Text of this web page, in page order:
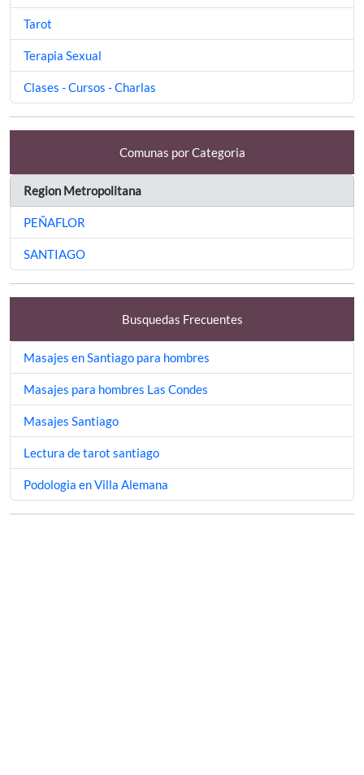
Tarot
Terapia Sexual
Clases - Cursos - Charlas
Comunas por Categoria
Region Metropolitana
PEÑAFLOR
SANTIAGO
Busquedas Frecuentes
Masajes en Santiago para hombres
Masajes para hombres Las Condes
Masajes Santiago
Lectura de tarot santiago
Podologia en Villa Alemana